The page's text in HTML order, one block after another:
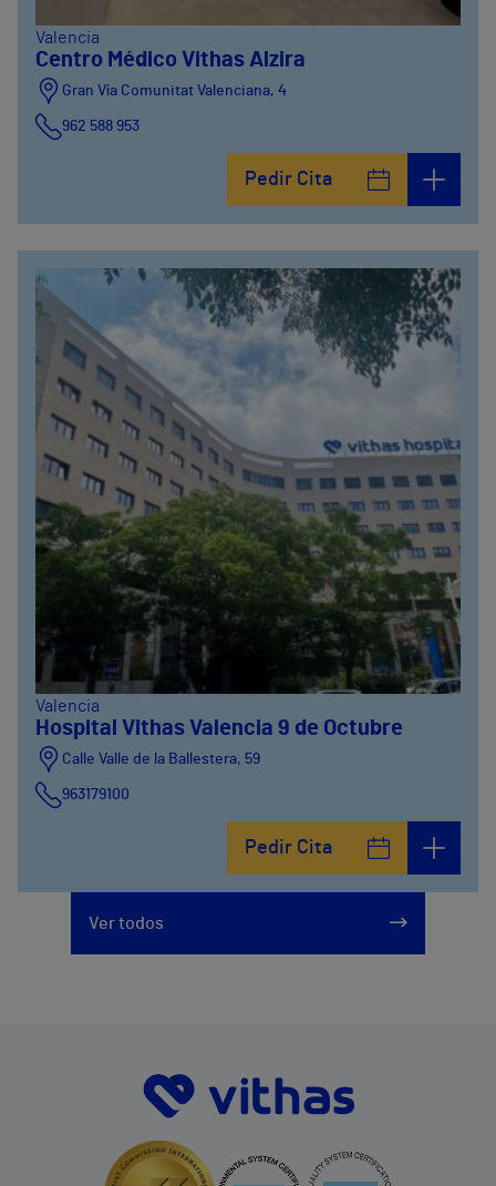
Valencia
Centro Médico Vithas Alzira
Gran Vía Comunitat Valenciana, 4
962 588 953
Pedir Cita
Valencia
Hospital Vithas Valencia 9 de Octubre
Calle Valle de la Ballestera, 59
963179100
Pedir Cita
Ver todos